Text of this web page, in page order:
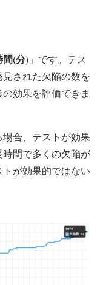
間(分) 」です。テス
された欠陥の数を
効果を評価できま
合、テストが効果
間で多くの欠陥が
が効果的ではない